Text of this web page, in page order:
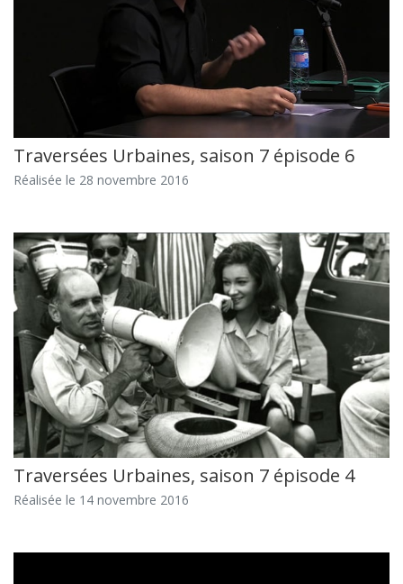
Traversées Urbaines, saison 7 épisode 6
Réalisée le 28 novembre 2016
Traversées Urbaines, saison 7 épisode 4
Réalisée le 14 novembre 2016